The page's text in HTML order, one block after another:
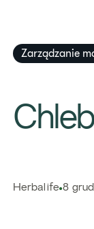
Zarządzanie
Herbalife 8